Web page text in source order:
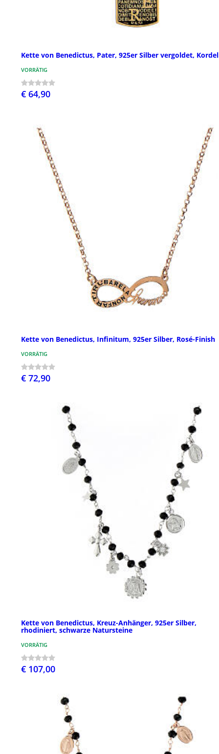
Kette von Benedictus, Pater, 925er Silber vergoldet, Kordel
VORRÄTIG
€ 64,90
Kette von Benedictus, Infinitum, 925er Silber, Rosé-Finish
VORRÄTIG
€ 72,90
Kette von Benedictus, Kreuz-Anhänger, 925er Silber,
rhodiniert, schwarze Natursteine
VORRÄTIG
€ 107,00